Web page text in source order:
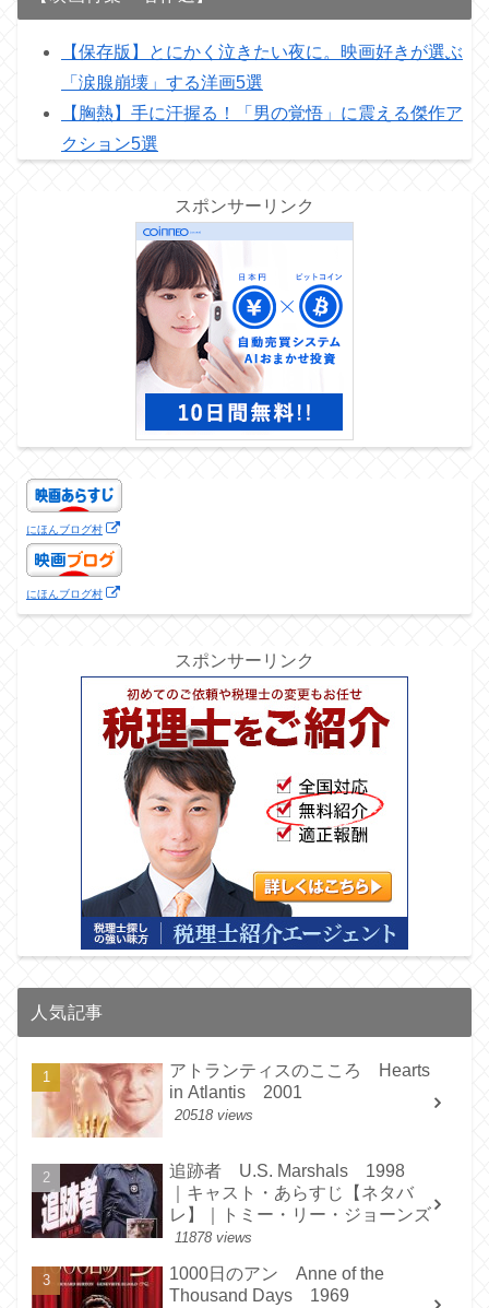
【保存版】とにかく泣きたい夜に。映画好きが選ぶ
「涙腺崩壊」する洋画5選
【胸熱】手に汗握る！「男の覚悟」に震える傑作ア
クション5選
スポンサーリンク
にほんブログ村
にほんブログ村
スポンサーリンク
人気記事
アトランティスのこころ Hearts
in Atlantis 2001
20518 views
追跡者 U.S. Marshals 1998
｜キャスト・あらすじ【ネタバ
レ】｜トミー・リー・ジョーンズ
11878 views
1000日のアン Anne of the
Thousand Days 1969